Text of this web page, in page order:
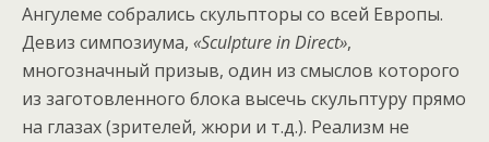
Ангулеме собрались скульпторы со всей Европы.
Девиз симпозиума, «Sculpture in Direct»,
многозначный призыв, один из смыслов которого
из заготовленного блока высечь скульптуру прямо
на глазах (зрителей, жюри и т.д.). Реализм не